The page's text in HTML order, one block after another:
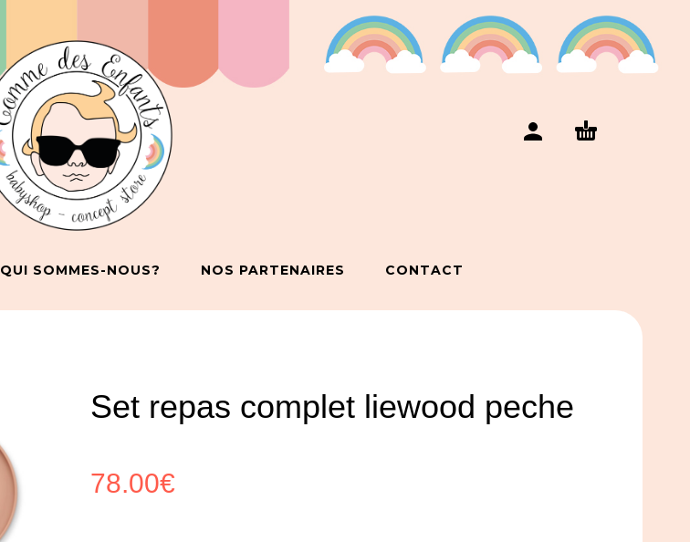
QUI SOMMES-NOUS? NOS PARTENAIRES CONTACT
Set repas complet liewood peche
78.00€